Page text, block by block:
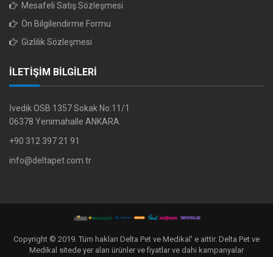
Mesafeli Satış Sözleşmesi
Ön Bilgilendirme Formu
Gizlilik Sözleşmesi
İLETİŞİM BİLGİLERİ
İvedik OSB 1357 Sokak No:11/1
06378 Yenimahalle ANKARA
+90 312 397 21 91
info@deltapet.com.tr
Copyright © 2019. Tüm hakları Delta Pet ve Medikal' e aittir. Delta Pet ve
Medikal sitede yer alan ürünler ve fiyatlar ve dahi kampanyalar